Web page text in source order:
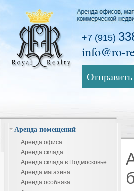
+7 (915)
info@ro-
Отправить
Аренда помещений
Аренда офиса
Аренда склада
Аренда склада в Подмосковье
Аренда магазина
Аренда особняка